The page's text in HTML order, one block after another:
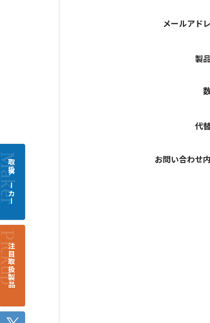
メールアド
製
代
お問い合わせ
取扱メーカー
注目取扱製品